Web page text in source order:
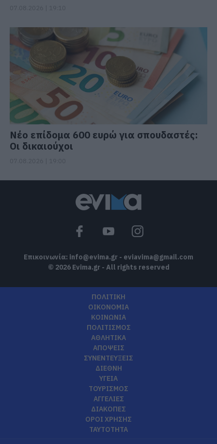
Νέο επίδομα 600 ευρώ για σπουδαστές:
Οι δικαιούχοι
Επικοινωνία: info@evima.gr - eviavima@gmail.com
© 2026 Evima.gr - All rights reserved
ΠΟΛΙΤΙΚΗ
ΟΙΚΟΝΟΜΙΑ
ΚΟΙΝΩΝΙΑ
ΠΟΛΙΤΙΣΜΟΣ
ΑΘΛΗΤΙΚΑ
ΑΠΟΨΕΙΣ
ΣΥΝΕΝΤΕΥΞΕΙΣ
ΔΙΕΘΝΗ
ΥΓΕΙΑ
ΤΟΥΡΙΣΜΟΣ
ΑΓΓΕΛΙΕΣ
ΔΙΑΚΟΠΕΣ
ΟΡΟΙ ΧΡΗΣΗΣ
ΤΑΥΤΟΤΗΤΑ